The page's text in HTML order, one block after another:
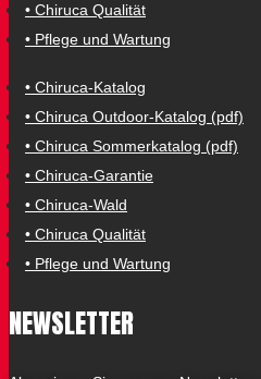
• Chiruca Qualität
• Pflege und Wartung
• Chiruca-Katalog
• Chiruca Outdoor-Katalog (pdf)
• Chiruca Sommerkatalog (pdf)
• Chiruca-Garantie
• Chiruca-Wald
• Chiruca Qualität
• Pflege und Wartung
NEWSLETTER